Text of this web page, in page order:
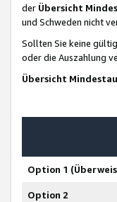
der Übersicht
und Schweden nicht
Sollten Sie keine
oder die Auszahlung
Übersicht
Option 1
Option 2